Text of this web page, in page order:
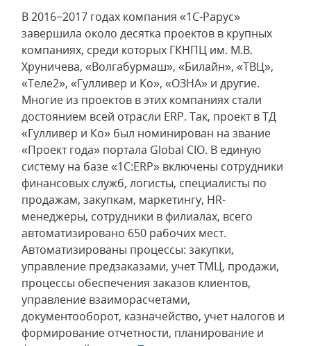
В 2016−2017 годах компания «1С-Рарус»
завершила около десятка проектов в крупных
компаниях, среди которых ГКНПЦ им. М.В.
Хруничева, «Волгабурмаш», «Билайн», «ТВЦ»,
«Теле2», «Гулливер и Ко», «ОЗНА» и другие.
Многие из проектов в этих компаниях стали
достоянием всей отрасли ERP. Так, проект в ТД
«Гулливер и Ко» был номинирован на звание
«Проект года» портала Global CIO. В единую
систему на базе «1С:ERP» включены сотрудники
финансовых служб, логисты, специалисты по
продажам, закупкам, маркетингу, HR-
менеджеры, сотрудники в филиалах, всего
автоматизировано 650 рабочих мест.
Автоматизированы процессы: закупки,
управление предзаказами, учет ТМЦ, продажи,
процессы обеспечения заказов клиентов,
управление взаиморасчетами,
документооборот, казначейство, учет налогов и
формирование отчетности, планирование и